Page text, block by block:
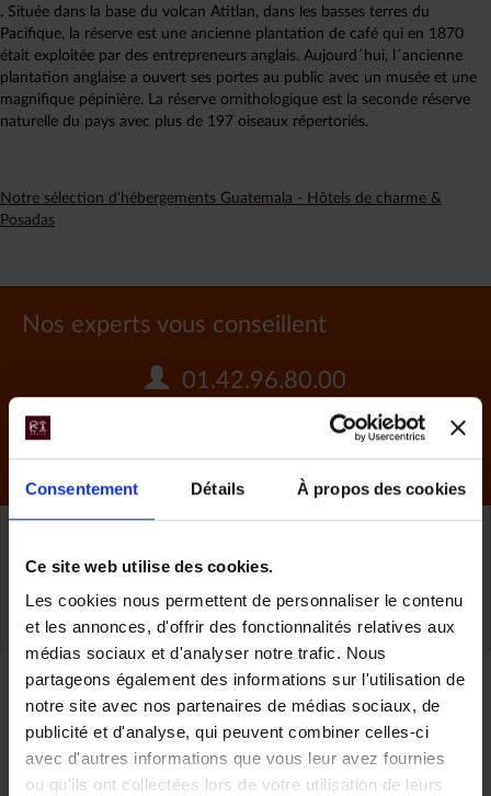
Consentement Détails À propos des cookies
Ce site web utilise des cookies.
Les cookies nous permettent de personnaliser le contenu
et les annonces, d'offrir des fonctionnalités relatives aux
médias sociaux et d'analyser notre trafic. Nous
partageons également des informations sur l'utilisation de
notre site avec nos partenaires de médias sociaux, de
publicité et d'analyse, qui peuvent combiner celles-ci
avec d'autres informations que vous leur avez fournies
ou qu'ils ont collectées lors de votre utilisation de leurs
. Située dans la base du volcan Atitlan, dans les basses terres du
Pacifique, la réserve est une ancienne plantation de café qui en 1870
était exploitée par des entrepreneurs anglais. Aujourd´hui, l´ancienne
plantation anglaise a ouvert ses portes au public avec un musée et une
magnifique pépinière. La réserve ornithologique est la seconde réserve
naturelle du pays avec plus de 197 oiseaux répertoriés.
Notre sélection d'hébergements Guatemala - Hôtels de charme &
Posadas
Nos experts vous conseillent
01.42.96.80.00
TOUS NOS VOYAGES GUATEMALA
Partager